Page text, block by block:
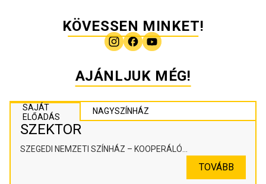
KÖVESSEN MINKET!
AJÁNLJUK MÉG!
SAJÁT
ELŐADÁS
NAGYSZÍNHÁZ
SZEKTOR
SZEGEDI NEMZETI SZÍNHÁZ – KOOPERÁLÓ
TOVÁBB